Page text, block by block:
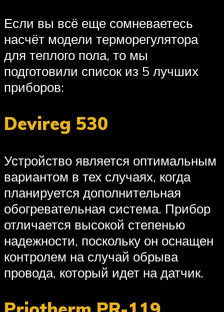
Если вы всё еще сомневаетесь
насчёт модели терморегулятора
для теплого пола, то мы
подготовили список из 5 лучших
приборов:
Devireg 530
Устройство является оптимальным
вариантом в тех случаях, когда
планируется дополнительная
обогревательная система. Прибор
отличается высокой степенью
надежности, поскольку он оснащен
контролем на случай обрыва
провода, который идет на датчик.